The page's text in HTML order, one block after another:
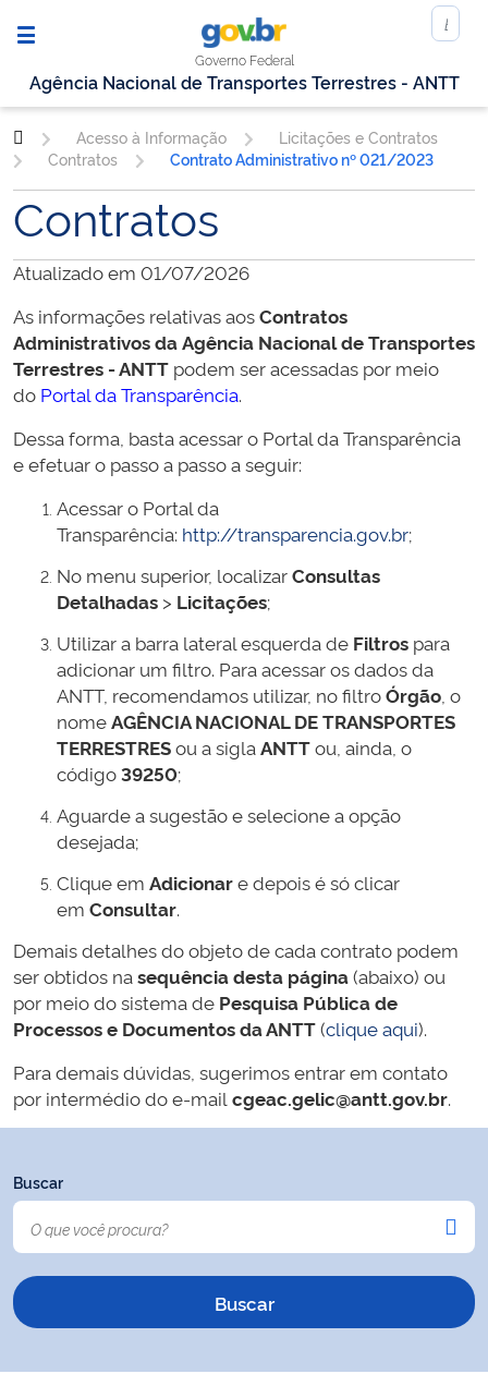
Governo Federal
Agência Nacional de Transportes Terrestres - ANTT
Acesso à Informação
Licitações e Contratos
Contratos
Contrato Administrativo nº 021/2023
Contratos
Atualizado em 01/07/2026
As informações relativas aosContratos
Administrativos daAgência Nacional de Transportes
Terrestres - ANTT podem ser acessadas por meio
do Portal da Transparência.
Dessa forma, basta acessar o Portal da Transparência
e efetuar o passo a passo a seguir:
Acessar o Portal da
Transparência: http://transparencia.gov.br;
No menu superior, localizarConsultas
Detalhadas > Licitações;
Utilizar a barra lateral esquerda de Filtros para
adicionar um filtro. Para acessar os dados da
ANTT, recomendamos utilizar, no filtroÓrgão , o
nomeAGÊNCIA NACIONAL DE TRANSPORTES
TERRESTRESou a siglaANTTou, ainda, o
código39250;
Aguarde a sugestão e selecione a opção
desejada;
Clique em Adicionare depois é só clicar
em Consultar.
Demais detalhes do objeto de cada contrato podem
ser obtidos nasequência desta página(abaixo) ou
por meio do sistema de Pesquisa Pública de
Processos e Documentos da ANTT(clique aqui).
Para demais dúvidas, sugerimos entrar em contato
por intermédio do e-mail cgeac.gelic@antt.gov.br.
Buscar